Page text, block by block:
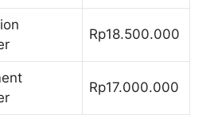
Rp18.500.000
Rp17.000.000